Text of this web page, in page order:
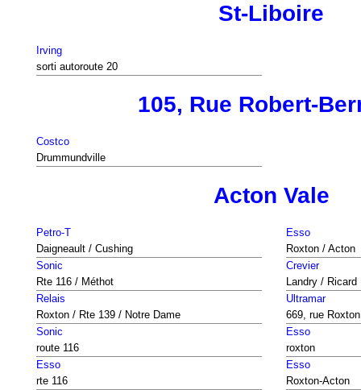
St-Liboire
Irving
sorti autoroute 20
105, Rue Robert-
Costco
Drummundville
Acton Vale
Petro-T
Daigneault / Cushing
Esso
Roxton / Acton
Sonic
Rte 116 / Méthot
Crevier
Landry / Ricard
Relais
Roxton / Rte 139 / Notre Dame
Ultramar
669, rue Roxton
Sonic
route 116
Esso
roxton
Esso
rte 116
Esso
Roxton-Acton